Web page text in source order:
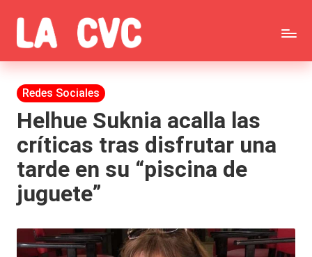
Saltar
al
contenido
C
o
p
u
c
h
a
s
Todas
las
noticias
de
la
farándula,
Tierra
Publicada
en
Redes Sociales
Helhue Suknia acalla las
críticas tras disfrutar una
tarde en su “piscina de
juguete”